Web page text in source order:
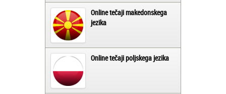
Online tečaji makedonskega
jezika
Online tečaji poljskega jezika